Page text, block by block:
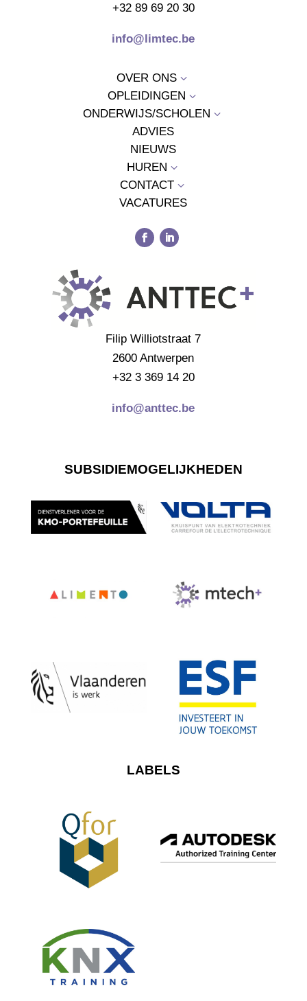
+32 89 69 20 30
info@limtec.be
OVER ONS 3
OPLEIDINGEN 3
ONDERWIJS/SCHOLEN 3
ADVIES
NIEUWS
HUREN 3
CONTACT3
VACATURES
Filip Williotstraat 7
2600 Antwerpen
+32 3 369 14 20
info@anttec.be
SUBSIDIEMOGELIJKHEDEN
LABELS